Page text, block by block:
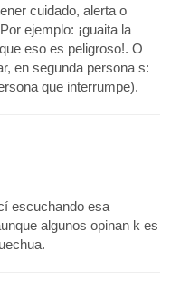
cuidado, alerta o
ejemplo: ¡guaita la
eso es peligroso!. O
en segunda persona s:
que interrumpe).
escuchando esa
algunos opinan k es